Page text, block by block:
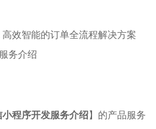
效智能的订单全流程解决方案
务介绍
小程序开发服务介绍】的产品服务